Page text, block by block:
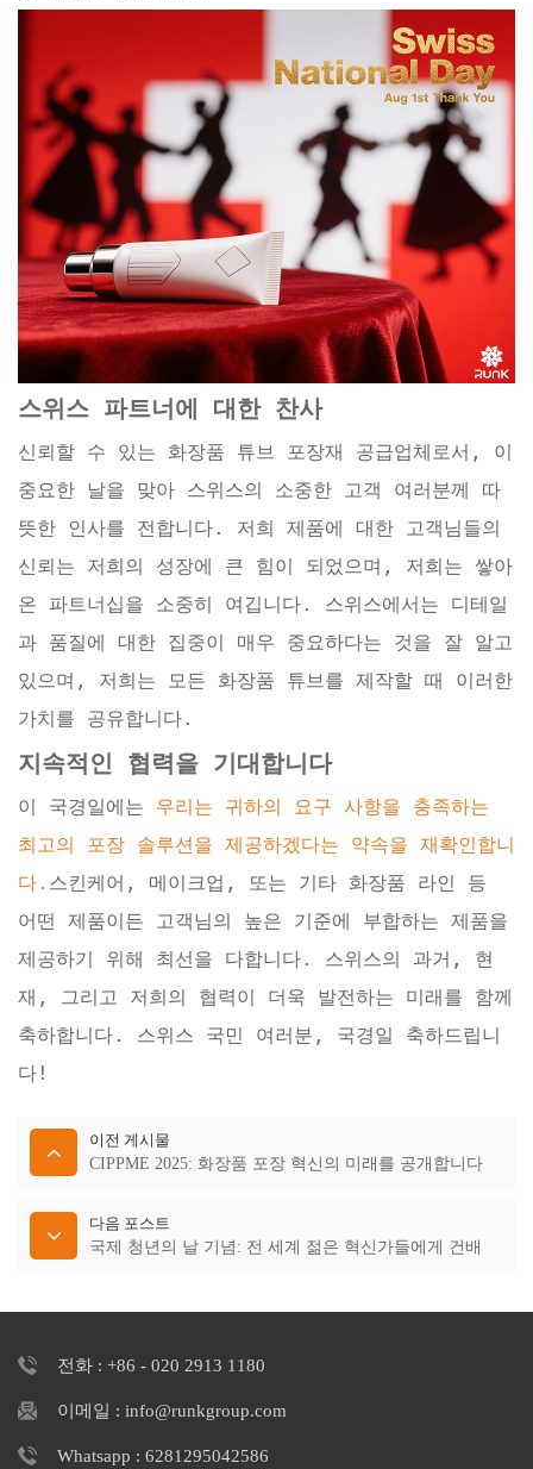
스위스 파트너에 대한 찬사
신뢰할 수 있는 화장품 튜브 포장재 공급업체로서, 이
중요한 날을 맞아 스위스의 소중한 고객 여러분께 따
뜻한 인사를 전합니다. 저희 제품에 대한 고객님들의
신뢰는 저희의 성장에 큰 힘이 되었으며, 저희는 쌓아
온 파트너십을 소중히 여깁니다. 스위스에서는 디테일
과 품질에 대한 집중이 매우 중요하다는 것을 잘 알고
있으며, 저희는 모든 화장품 튜브를 제작할 때 이러한
가치를 공유합니다.
지속적인 협력을 기대합니다
이 국경일에는 우리는 귀하의 요구 사항을 충족하는
최고의 포장 솔루션을 제공하겠다는 약속을 재확인합니
다. 스킨케어, 메이크업, 또는 기타 화장품 라인 등
어떤 제품이든 고객님의 높은 기준에 부합하는 제품을
제공하기 위해 최선을 다합니다. 스위스의 과거, 현
재, 그리고 저희의 협력이 더욱 발전하는 미래를 함께
축하합니다. 스위스 국민 여러분, 국경일 축하드립니
다!
이전 게시물
CIPPME 2025: 화장품 포장 혁신의 미래를 공개합니다
다음 포스트
국제 청년의 날 기념: 전 세계 젊은 혁신가들에게 건배
전화 : +86 - 020 2913 1180
이메일 : info@runkgroup.com
Whatsapp : 6281295042586